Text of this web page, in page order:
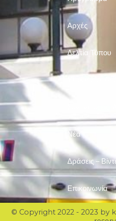
Αρχές
Δελτία Τύπου
Νέα
Δράσεις –
Επικοινωνία
© Copyright 2022 - 2023 by